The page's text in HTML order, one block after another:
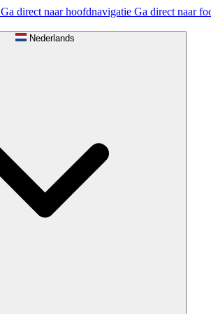
Ga direct naar hoofdnavigatie Ga direct naar
Nederlands